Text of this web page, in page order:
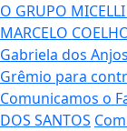
O GRUPO
MARCELO
Gabriela dos
Grêmio para
Comunicamos o
DOS SANTOS